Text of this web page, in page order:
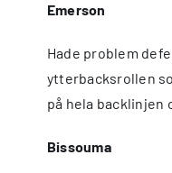
Emerson
Hade problem
ytterbacksrollen
på hela backlinjen
Bissouma